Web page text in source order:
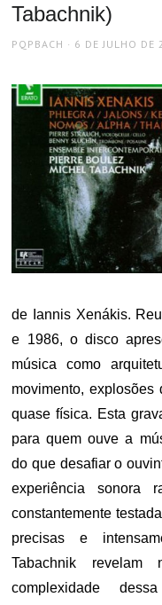
Tabachnik)
AUTHOR
PQPBACH
POSTED
6 DE JULHO DE
de Iannis Xenákis.
e 1986, o disco
música como
movimento, explosões
quase física. Esta
para quem ouve a
do que desafiar o
experiência sonora
constantemente
precisas e
Tabachnik
complexidade